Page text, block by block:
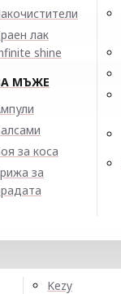
лак
shine
МЪЖЕ
за коса
за
Kezy